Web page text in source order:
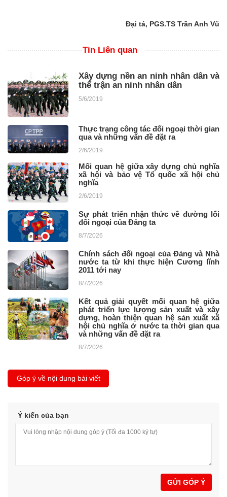
Đại tá, PGS.TS Trần Anh Vũ
Tin Liên quan
Xây dựng nền an ninh nhân dân và
thế trận an ninh nhân dân
5/6/2019
Thực trạng công tác đối ngoại thời gian
qua và những vấn đề đặt ra
2/6/2019
Mối quan hệ giữa xây dựng chủ nghĩa
xã hội và bảo vệ Tổ quốc xã hội chủ
nghĩa
2/6/2019
Sự phát triển nhận thức về đường lối
đối ngoại của Đảng ta
8/7/2026
Chính sách đối ngoại của Đảng và Nhà
nước ta từ khi thực hiện Cương lĩnh
2011 tới nay
8/7/2026
Kết quả giải quyết mối quan hệ giữa
phát triển lực lượng sản xuất và xây
dựng, hoàn thiện quan hệ sản xuất xã
hội chủ nghĩa ở nước ta thời gian qua
và những vấn đề đặt ra
8/7/2026
Góp ý về nội dung bài viết
Ý kiến của bạn
GỬI GÓP Ý